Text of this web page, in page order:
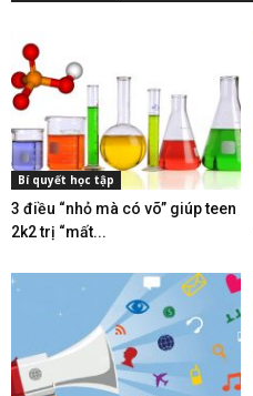
Bí quyết học tập
3 điều “nhỏ mà có võ” giúp teen
2k2 trị “mất...